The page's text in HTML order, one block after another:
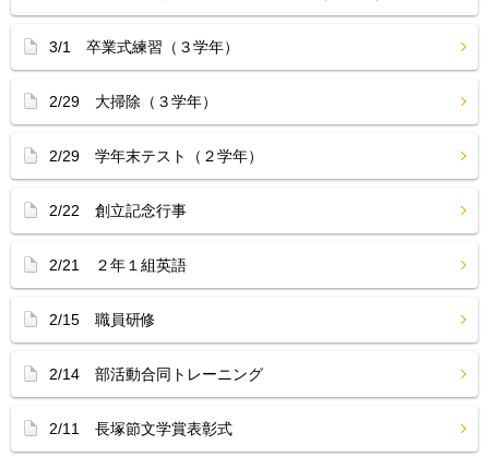
3/1 卒業式練習（３学年）
2/29 大掃除（３学年）
2/29 学年末テスト（２学年）
2/22 創立記念行事
2/21 ２年１組英語
2/15 職員研修
2/14 部活動合同トレーニング
2/11 長塚節文学賞表彰式